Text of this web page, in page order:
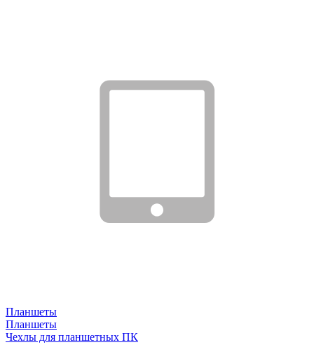
Планшеты
Планшеты
Чехлы для планшетных ПК